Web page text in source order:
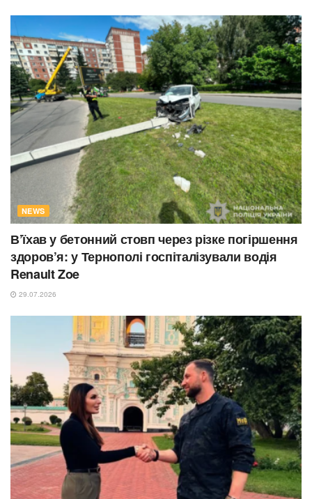
NEWS
В’їхав у бетонний стовп через різке погіршення
здоров’я: у Тернополі госпіталізували водія
Renault Zoe
29.07.2026